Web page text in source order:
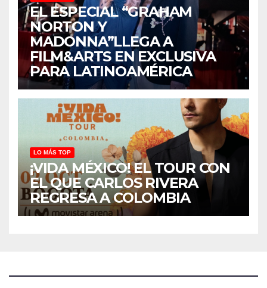
EL ESPECIAL “GRAHAM
NORTON Y
MADONNA”LLEGA A
FILM&ARTS EN EXCLUSIVA
PARA LATINOAMÉRICA
LO MÁS TOP
¡VIDA MÉXICO! EL TOUR CON
EL QUE CARLOS RIVERA
REGRESA A COLOMBIA